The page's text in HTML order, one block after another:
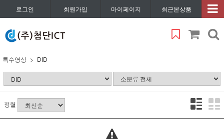
로그인 회원가입 마이페이지 최근본상품
특수영상 DID
정렬